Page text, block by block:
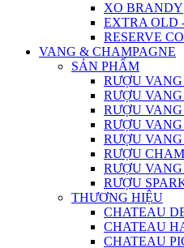
XO BRANDY
EXTRA OLD
RESERVE
VANG & CHAMPAGNE
SẢN PHẨM
RƯỢU
RƯỢU
RƯỢU
RƯỢU
RƯỢU
RƯỢU
RƯỢU
RƯỢU
THƯƠNG HIỆU
CHATEAU
CHATEAU
CHATEAU